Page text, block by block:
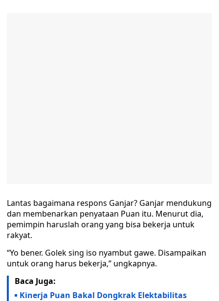
Lantas bagaimana respons Ganjar? Ganjar mendukung
dan membenarkan penyataan Puan itu. Menurut dia,
pemimpin haruslah orang yang bisa bekerja untuk
rakyat.
“Yo bener. Golek sing iso nyambut gawe. Disampaikan
untuk orang harus bekerja,” ungkapnya.
Baca Juga:
Kinerja Puan Bakal Dongkrak Elektabilitas